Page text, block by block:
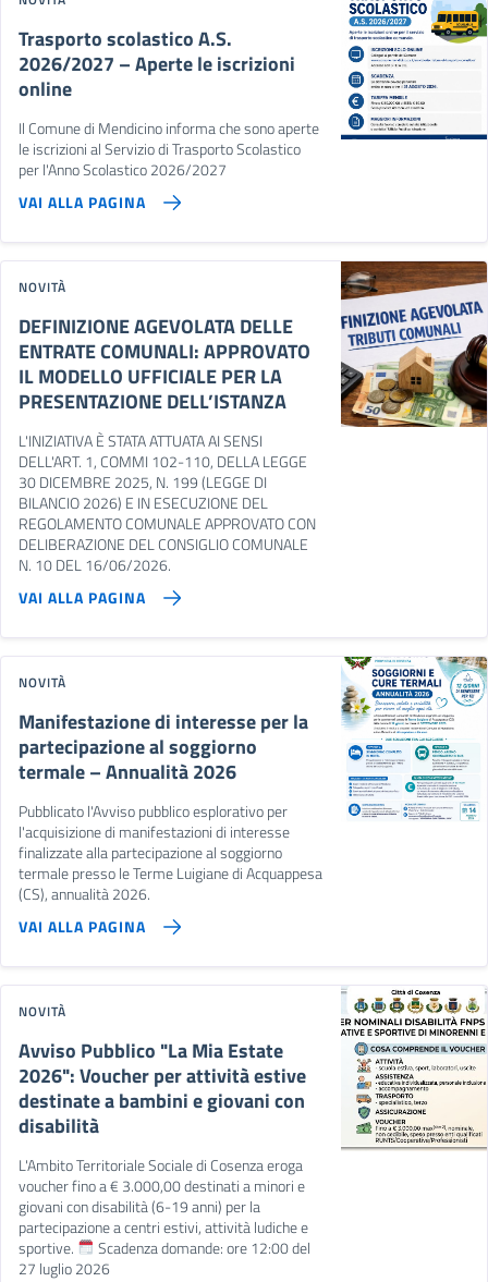
Trasporto scolastico A.S.
2026/2027 – Aperte le iscrizioni
online
Il Comune di Mendicino informa che sono aperte
le iscrizioni al Servizio di Trasporto Scolastico
per l'Anno Scolastico 2026/2027
VAI ALLA PAGINA
NOVITÀ
DEFINIZIONE AGEVOLATA DELLE
ENTRATE COMUNALI: APPROVATO
IL MODELLO UFFICIALE PER LA
PRESENTAZIONE DELL’ISTANZA
L'INIZIATIVA È STATA ATTUATA AI SENSI
DELL'ART. 1, COMMI 102-110, DELLA LEGGE
30 DICEMBRE 2025, N. 199 (LEGGE DI
BILANCIO 2026) E IN ESECUZIONE DEL
REGOLAMENTO COMUNALE APPROVATO CON
DELIBERAZIONE DEL CONSIGLIO COMUNALE
N. 10 DEL 16/06/2026.
VAI ALLA PAGINA
NOVITÀ
Manifestazione di interesse per la
partecipazione al soggiorno
termale – Annualità 2026
Pubblicato l'Avviso pubblico esplorativo per
l'acquisizione di manifestazioni di interesse
finalizzate alla partecipazione al soggiorno
termale presso le Terme Luigiane di Acquappesa
(CS), annualità 2026.
VAI ALLA PAGINA
NOVITÀ
Avviso Pubblico "La Mia Estate
2026": Voucher per attività estive
destinate a bambini e giovani con
disabilità
L'Ambito Territoriale Sociale di Cosenza eroga
voucher fino a € 3.000,00 destinati a minori e
giovani con disabilità (6-19 anni) per la
partecipazione a centri estivi, attività ludiche e
sportive.
Scadenza domande: ore 12:00 del
27 luglio 2026